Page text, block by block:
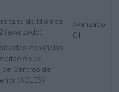
de Idiomas
(avanzado).
españolas
de
de Centros de
(ACLES)
Avanzado
C1